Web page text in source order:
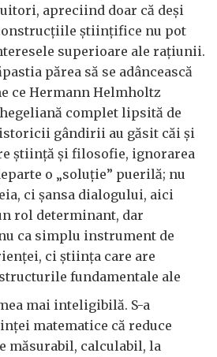
apreciind doar că deși
științifice nu pot
superioare ale rațiunii.
părea să se adâncească
ce Hermann Helmholtz
complet lipsită de
gândirii au găsit căi și
știință și filosofie, ignorarea
o „soluție” puerilă; nu
ci șansa dialogului, aici
rol determinant, dar
ca simplu instrument de
ci știința care are
fundamentale ale
mai inteligibilă. S-a
matematice că reduce
măsurabil, calculabil, la